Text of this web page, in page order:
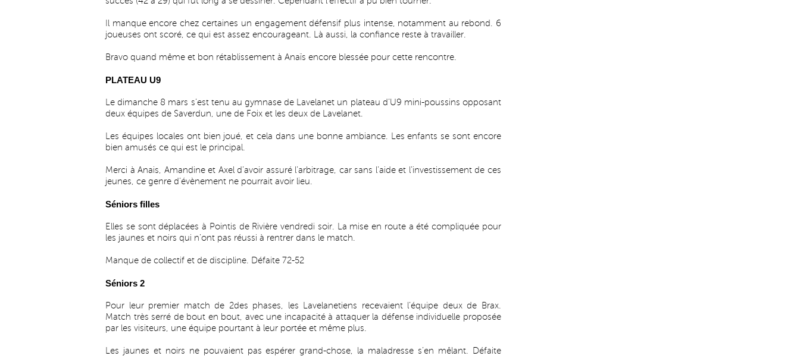
Il manque encore chez certaines un engagement défensif plus intense, notamment au rebond. 6
joueuses ont scoré, ce qui est assez encourageant. Là aussi, la confiance reste à travailler.
Bravo quand même et bon rétablissement à Anaïs encore blessée pour cette rencontre.
PLATEAU U9
Le dimanche 8 mars s’est tenu au gymnase de Lavelanet un plateau d’U9 mini-poussins opposant
deux équipes de Saverdun, une de Foix et les deux de Lavelanet.
Les équipes locales ont bien joué, et cela dans une bonne ambiance. Les enfants se sont encore
bien amusés ce qui est le principal.
Merci à Anais, Amandine et Axel d’avoir assuré l’arbitrage, car sans l’aide et l’investissement de ces
jeunes, ce genre d’évènement ne pourrait avoir lieu.
Séniors filles
Elles se sont déplacées à Pointis de Rivière vendredi soir. La mise en route a été compliquée pour
les jaunes et noirs qui n’ont pas réussi à rentrer dans le match.
Manque de collectif et de discipline. Défaite 72-52
Séniors 2
Pour leur premier match de 2des phases, les Lavelanetiens recevaient l’équipe deux de Brax.
Match très serré de bout en bout, avec une incapacité à attaquer la défense individuelle proposée
par les visiteurs, une équipe pourtant à leur portée et même plus.
Les jaunes et noirs ne pouvaient pas espérer grand-chose, la maladresse s’en mêlant. Défaite